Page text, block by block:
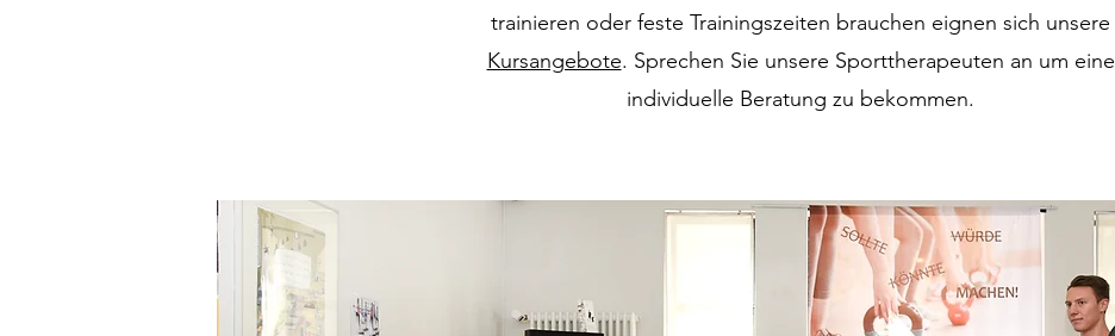
trainieren oder feste Trainingszeiten brauchen eignen sich unsere
Kursangebote. Sprechen Sie unsere Sporttherapeuten an um eine
individuelle Beratung zu bekommen.